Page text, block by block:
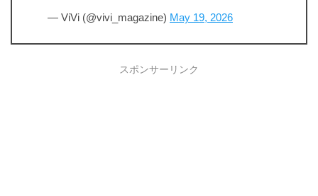
— ViVi (@vivi_magazine) May 19, 2026
スポンサーリンク